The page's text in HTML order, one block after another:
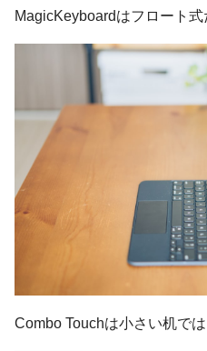
MagicKeyboardはフロート
Combo Touchは小さい机で